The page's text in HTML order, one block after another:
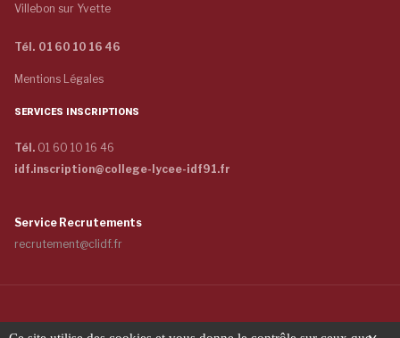
Villebon sur Yvette
Tél. 01 60 10 16 46
Mentions Légales
SERVICES INSCRIPTIONS
Tél. 01 60 10 16 46
idf.inscription@college-lycee-idf91.fr
Service Recrutements
recrutement@clidf.fr
Copyright © 2026 COLLÈGE ET LYCÉE - INTERNAT DE L'ILE-DE-FRANCE -